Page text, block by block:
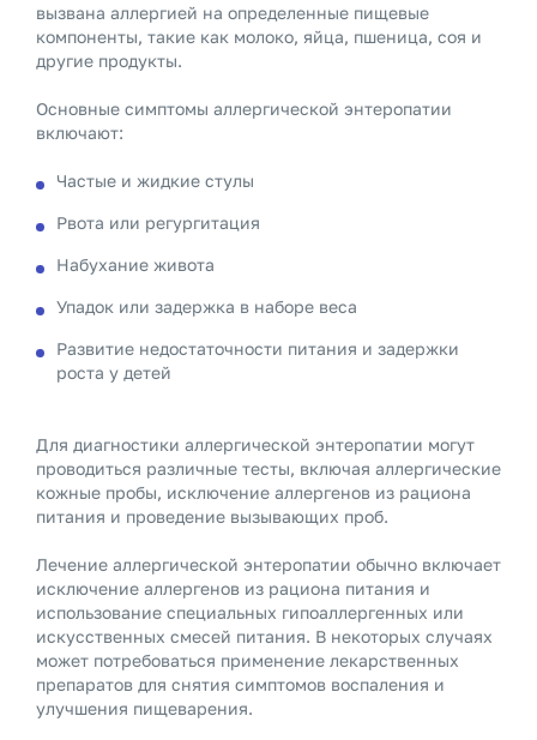
вызвана аллергией на определенные пищевые
компоненты, такие как молоко, яйца, пшеница, соя и
другие продукты.
Основные симптомы аллергической энтеропатии
включают:
Частые и жидкие стулы
Рвота или регургитация
Набухание живота
Упадок или задержка в наборе веса
Развитие недостаточности питания и задержки
роста у детей
Для диагностики аллергической энтеропатии могут
проводиться различные тесты, включая аллергические
кожные пробы, исключение аллергенов из рациона
питания и проведение вызывающих проб.
Лечение аллергической энтеропатии обычно включает
исключение аллергенов из рациона питания и
использование специальных гипоаллергенных или
искусственных смесей питания. В некоторых случаях
может потребоваться применение лекарственных
препаратов для снятия симптомов воспаления и
улучшения пищеварения.